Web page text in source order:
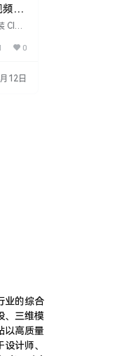
频素
CINE
AE
加、
斑叠
0
12日
业的综合
、三维模
以高质量
计师、